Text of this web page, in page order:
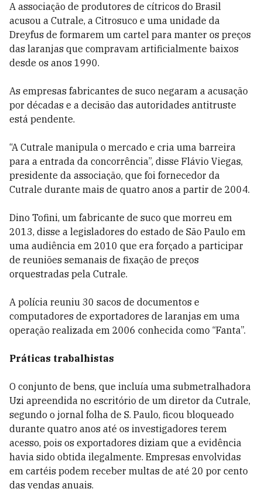
A associação de produtores de cítricos do Brasil
acusou a Cutrale, a Citrosuco e uma unidade da
Dreyfus de formarem um cartel para manter os preços
das laranjas que compravam artificialmente baixos
desde os anos 1990.
As empresas fabricantes de suco negaram a acusação
por décadas e a decisão das autoridades antitruste
está pendente.
“A Cutrale manipula o mercado e cria uma barreira
para a entrada da concorrência”, disse Flávio Viegas,
presidente da associação, que foi fornecedor da
Cutrale durante mais de quatro anos a partir de 2004.
Dino Tofini, um fabricante de suco que morreu em
2013, disse a legisladores do estado de São Paulo em
uma audiência em 2010 que era forçado a participar
de reuniões semanais de fixação de preços
orquestradas pela Cutrale.
A polícia reuniu 30 sacos de documentos e
computadores de exportadores de laranjas em uma
operação realizada em 2006 conhecida como “Fanta”.
Práticas trabalhistas
O conjunto de bens, que incluía uma submetralhadora
Uzi apreendida no escritório de um diretor da Cutrale,
segundo o jornal folha de S. Paulo, ficou bloqueado
durante quatro anos até os investigadores terem
acesso, pois os exportadores diziam que a evidência
havia sido obtida ilegalmente. Empresas envolvidas
em cartéis podem receber multas de até 20 por cento
das vendas anuais.